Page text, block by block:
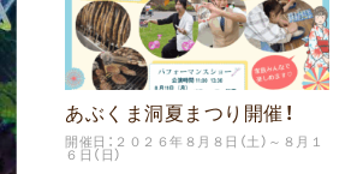
あぶくま洞夏まつり開催！
開催日：２０２６年８月８日（土）～８月１
６日（日）